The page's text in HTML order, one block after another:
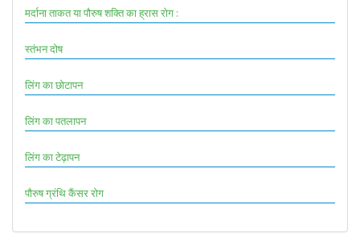
मर्दाना ताकत या पौरुष शक्ति का ह्रास रोग :
स्तंभन दोष
लिंग का छोटापन
लिंग का पतलापन
लिंग का टेढ़ापन
पौरुष ग्रंथि कैंसर रोग